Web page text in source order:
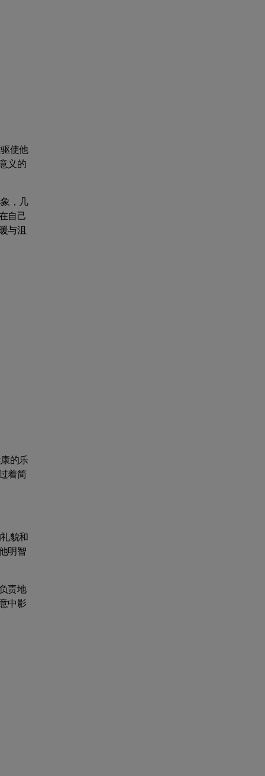
使他
义的
，几
自己
与沮
的乐
着简
貌和
明智
责地
中影